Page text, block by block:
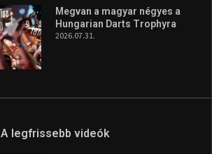
Megvan a magyar négyes a
Hungarian Darts Trophyra
2026.07.31.
A legfrissebb videók